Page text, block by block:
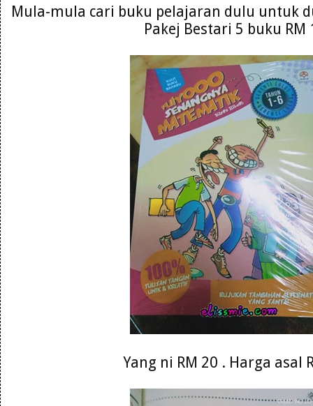
Mula-mula cari buku pelajaran dulu untuk
Pakej Bestari 5 buku RM
Yang ni RM 20 . Harga asal